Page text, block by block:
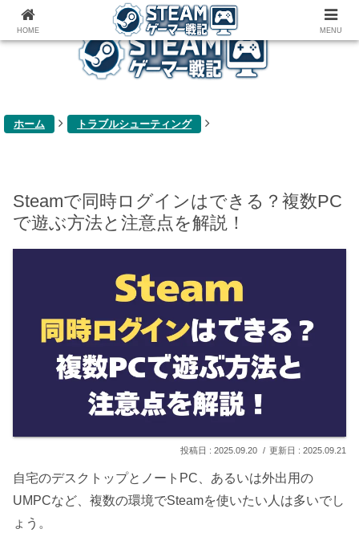
ゲーム関連雑記ブログ
ホーム トラブルシューティング
Steamで同時ログインはできる？複数PC
で遊ぶ方法と注意点を解説！
2025.09.20 2025.09.21
自宅のデスクトップとノートPC、あるいは外出用の
UMPCなど、複数の環境でSteamを使いたい人は多いでし
ょう。
HOME MENU